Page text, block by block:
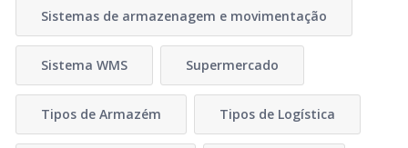
Sistemas de armazenagem e movimentação
Sistema WMS Supermercado
Tipos de Armazém Tipos de Logística